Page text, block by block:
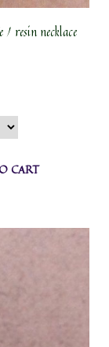
/ resin necklace
CART